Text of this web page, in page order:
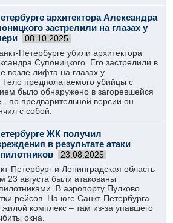
архитектора Александра
застрелили на глазах у
08.10.2025
Петербурге убили архитектора
Супоницкого. Его застрелили в
возле лифта на глазах у
Тело предполагаемого убийцы с
было обнаружено в загоревшейся
- по предварительной версии он
с собой.
ЖК получил
в результате атаки
23.08.2025
Петербург и Ленинградская область
23 августа были атакованы
В аэропорту Пулково
рейсов. На юге Санкт-Петербурга
комплекс – там из-за упавшего
окна.